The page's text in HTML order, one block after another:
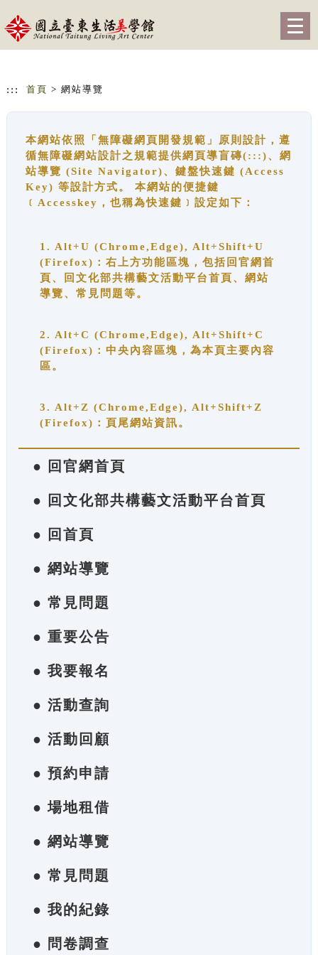
::: 首頁 > 網站導覽
本網站依照「無障礙網頁開發規範」原則設計，遵
循無障礙網站設計之規範提供網頁導盲磚(:::)、網
站導覽 (Site Navigator)、鍵盤快速鍵 (Access
Key) 等設計方式。 本網站的便捷鍵
﹝Accesskey，也稱為快速鍵﹞設定如下：
1. Alt+U (Chrome,Edge), Alt+Shift+U
(Firefox)：右上方功能區塊，包括回官網首
頁、回文化部共構藝文活動平台首頁、網站
導覽、常見問題等。
2. Alt+C (Chrome,Edge), Alt+Shift+C
(Firefox)：中央內容區塊，為本頁主要內容
區。
3. Alt+Z (Chrome,Edge), Alt+Shift+Z
(Firefox)：頁尾網站資訊。
● 回官網首頁
● 回文化部共構藝文活動平台首頁
● 回首頁
● 網站導覽
● 常見問題
● 重要公告
● 我要報名
● 活動查詢
● 活動回顧
● 預約申請
● 場地租借
● 網站導覽
● 常見問題
● 我的紀錄
● 問卷調查